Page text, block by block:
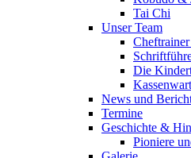
Tai Chi
Unser Team
Die
News und
Termine
Geschichte &
Pioniere